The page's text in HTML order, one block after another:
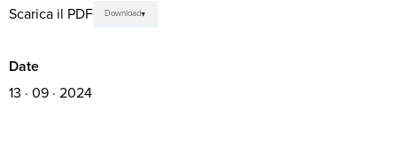
Scarica il PDF
Download
Date
13 · 09 · 2024